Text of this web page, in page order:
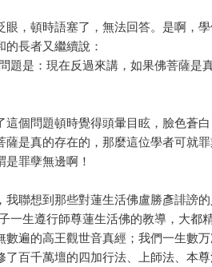
眼，頓時語塞了，無法回答。是啊，
的長者又繼續說：
題是：現在反過來講，如果佛菩薩是
這個問題頓時覺得頭暈目眩，臉色蒼
薩是真的存在的，那麼這位學者可就
是罪孽無邊啊！
我聯想到那些對蓮生活佛盧勝彥誹謗
一生遵行師尊蓮生活佛的教導，大
數遍的高王觀世音真經；我們一生數
了百千萬壇的四加行法、上師法、本